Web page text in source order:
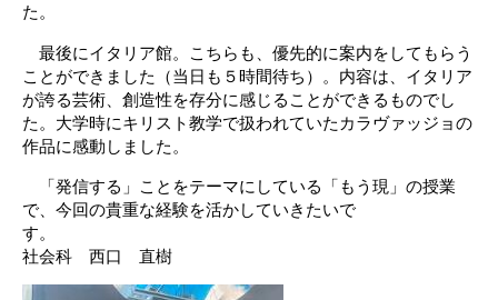
た。
最後にイタリア館。こちらも、優先的に案内をしてもらう
ことができました（当日も５時間待ち）。内容は、イタリア
が誇る芸術、創造性を存分に感じることができるものでし
た。大学時にキリスト教学で扱われていたカラヴァッジョの
作品に感動しました。
「発信する」ことをテーマにしている「もう現」の授業
で、今回の貴重な経験を活かしていきたいで
す
社会科 西口 直樹